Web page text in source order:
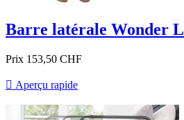
Barre latérale Wonder L
Prix 153,50 CHF
 Aperçu rapide